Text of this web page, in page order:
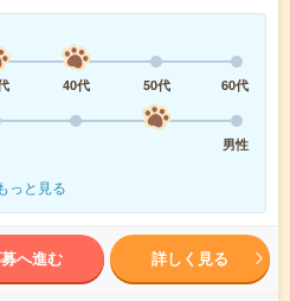
40代 50代
60代
男性
っと見る
へ進む 詳しく見る